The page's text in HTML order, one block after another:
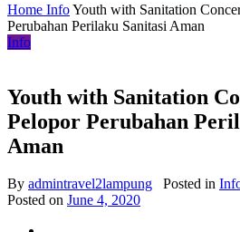
Home InfoYouth with Sanitation
Perubahan Perilaku Sanitasi Aman
Info
Youth with Sanitation
Pelopor Perubahan
Aman
By admintravel2lampung Posted in
Posted on June 4, 2020